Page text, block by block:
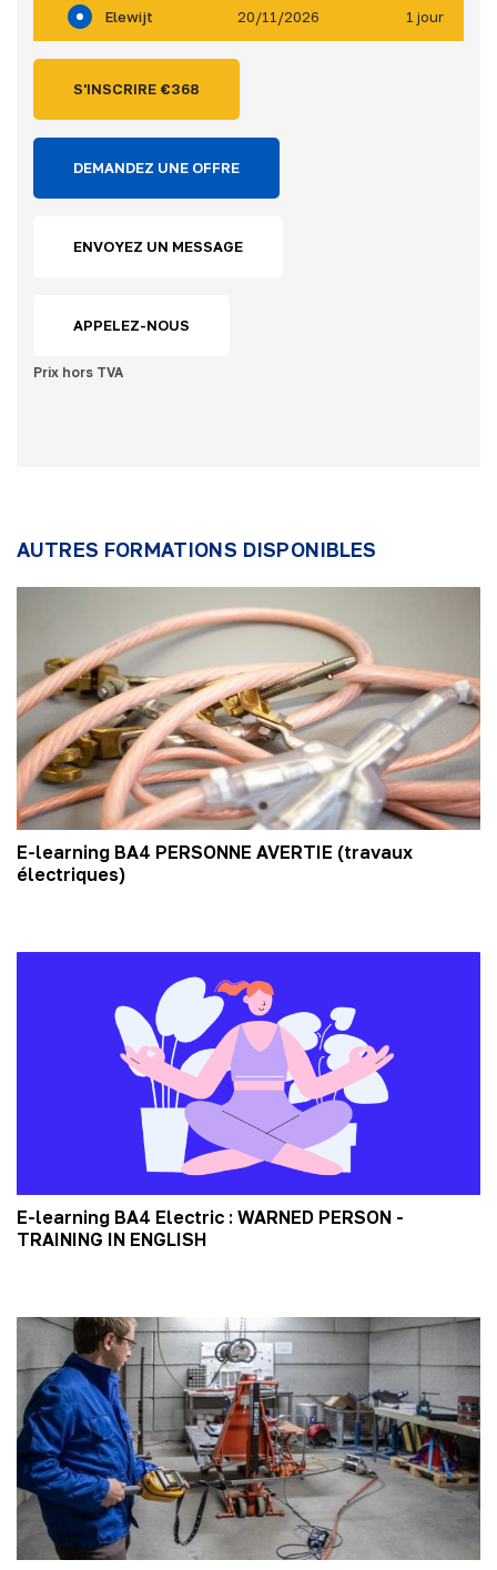
Elewijt 20/11/2026 1 jour
S'INSCRIRE €368
DEMANDEZ UNE OFFRE
ENVOYEZ UN MESSAGE
APPELEZ-NOUS
Prix hors TVA
AUTRES FORMATIONS DISPONIBLES
E-learning BA4 PERSONNE AVERTIE (travaux
électriques)
E-learning BA4 Electric : WARNED PERSON -
TRAINING IN ENGLISH